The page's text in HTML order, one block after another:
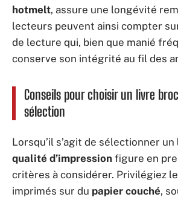
hotmelt, assure une longévité
lecteurs peuvent ainsi compter
de lecture qui, bien que manié
conserve son intégrité au fil des
Conseils pour choisir un livre
sélection
Lorsqu’il s’agit de sélectionner un
qualité d’impression figure en
critères à considérer. Privilégiez
imprimés sur du papier couché,